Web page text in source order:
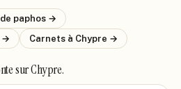
paphos →
→ Carnets à Chypre →
sur Chypre.